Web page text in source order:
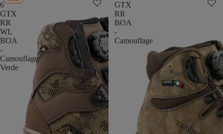
6
GTX
RR
WL
BOA
-
Camouflage
Verde
GTX
RR
BOA
-
Camouflage